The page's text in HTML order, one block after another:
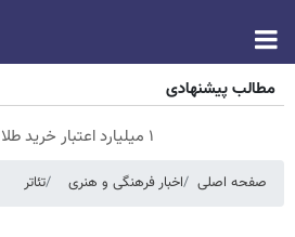
مطالب پیشنهادی
۱ میلیارد اعتبار خرید طلا | بدون ضامن و چک
صفحه اصلی اخبار فرهنگی و هنری تئاتر